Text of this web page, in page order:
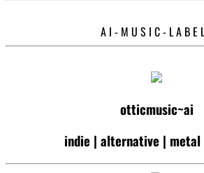
A I - M U S I C - L A B E
otticmusic~ai
indie | alternative |